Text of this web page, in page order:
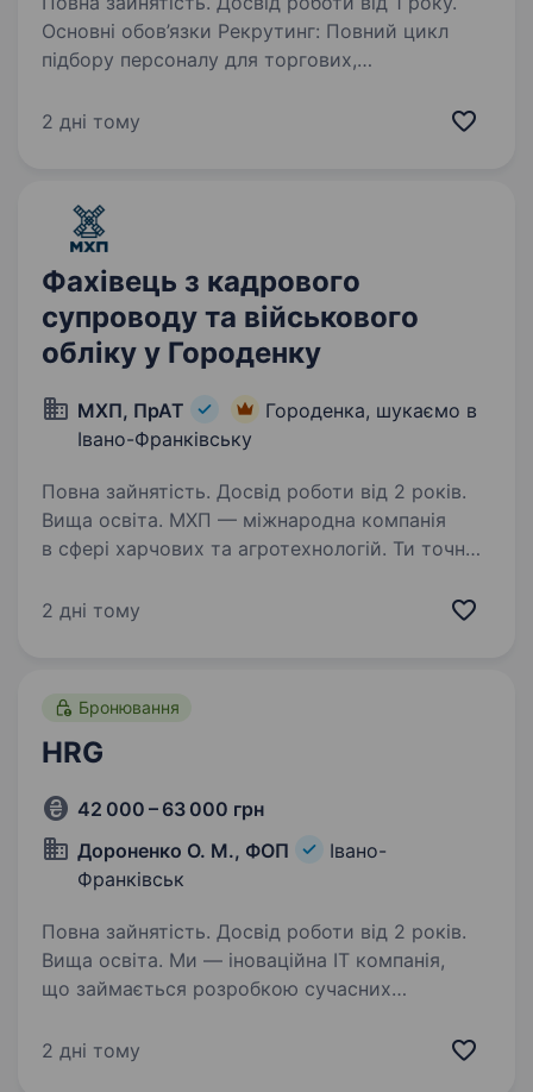
Основні обов’язки Рекрутинг: Повний цикл
підбору персоналу для торгових,
від формування профілю вакансії до виведення
2 дні тому
Фахівець з кадрового
супроводу та військового
обліку у Городенку
МХП, ПрАТ
Городенка, шукаємо в
Івано-Франківську
Повна зайнятість. Досвід роботи від 2 років.
Вища освіта. МХП — міжнародна компанія
в сфері харчових та агротехнологій. Ти точно
Ряба», «Наша Ряба Апетитна», «Бащинський»,
2 дні тому
Бронювання
HRG
42 000 – 63 000 грн
Дороненко О. М., ФОП
Івано-
Франківськ
Повна зайнятість. Досвід роботи від 2 років.
Вища освіта. Ми — iноваційна IT компанія,
що займається розробкою сучасних
маємо амбітні плани, тому розширюємо нашу
2 дні тому